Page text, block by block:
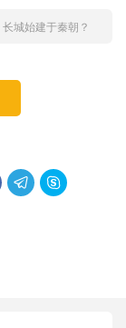
长城始建于秦朝？
 